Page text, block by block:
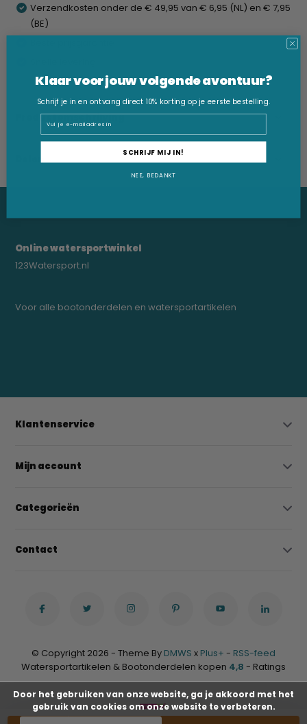
Verzendkosten onder de € 49,95 van € 6,95 (NL) en € 7,95
(BE)
Productomschrijving
Online watersportwinkel
123Watersport.nl
Voor alle bootonderdelen en watersportartikelen
Klantenservice
Mijn account
Categorieën
Contact
© Copyright 2026 - Theme By DMWS x Plus+ - RSS-feed
Watersportartikelen & Bootonderdelen kopen 4,8 - Ratings
Door het gebruiken van onze website, ga je akkoord met het
gebruik van cookies om onze website te verbeteren.
Klaar voor jouw volgende avontuur?
Schrijf je in en ontvang direct 10% korting op je eerste bestelling.
SCHRIJF MIJ IN!
NEE, BEDANKT